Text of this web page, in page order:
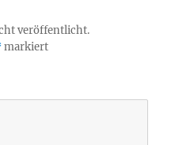
veröffentlicht.
markiert